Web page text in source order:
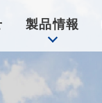
製品情報